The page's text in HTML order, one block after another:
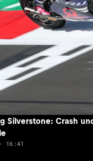
Silverstone: Crash
16:41